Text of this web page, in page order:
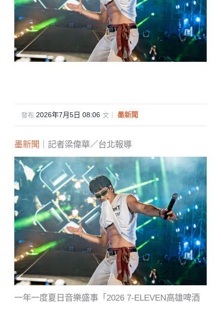
發布 2026年7月5日 08:06·文｜ 墨新聞
墨新聞 ｜記者梁偉華／台北報導
一年一度夏日音樂盛事「2026 7-ELEVEN高雄啤酒